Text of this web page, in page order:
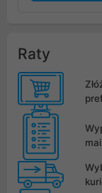
Raty